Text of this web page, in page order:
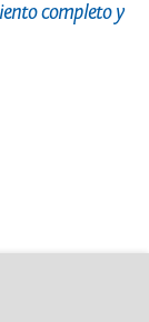
completo y